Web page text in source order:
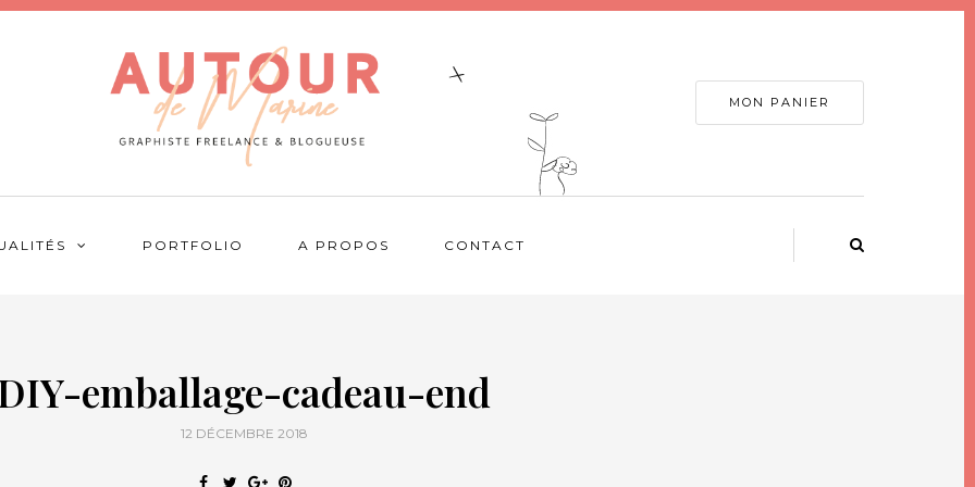
MON PANIER
PORTFOLIO A PROPOS CONTACT
emballage-cadeau-end
12 DÉCEMBRE 2018